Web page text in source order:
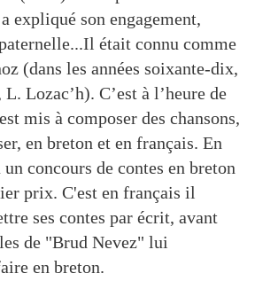
expliqué son engagement,
Il était connu comme
(dans les années soixante-dix,
L. Lozac’h). C’est à l’heure de
mis à composer des chansons,
en breton et en français. En
concours de contes en breton
prix. C'est en français il
ses contes par écrit, avant
de "Brud Nevez" lui
en breton.